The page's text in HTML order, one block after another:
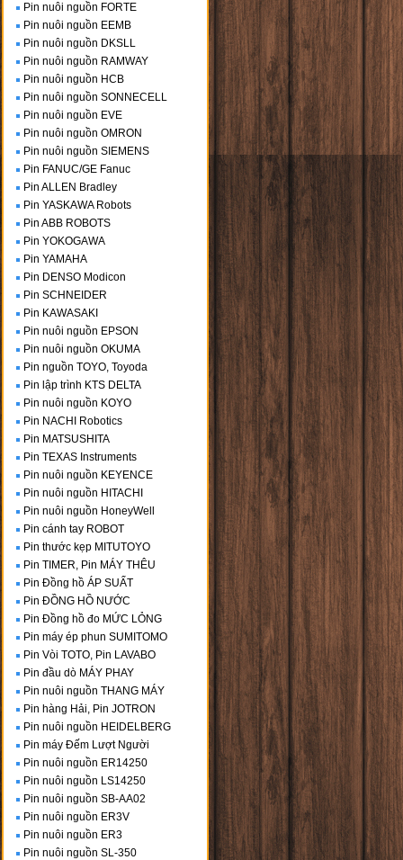
Pin nuôi nguồn FORTE
Pin nuôi nguồn EEMB
Pin nuôi nguồn DKSLL
Pin nuôi nguồn RAMWAY
Pin nuôi nguồn HCB
Pin nuôi nguồn SONNECELL
Pin nuôi nguồn EVE
Pin nuôi nguồn OMRON
Pin nuôi nguồn SIEMENS
Pin FANUC/GE Fanuc
Pin ALLEN Bradley
Pin YASKAWA Robots
Pin ABB ROBOTS
Pin YOKOGAWA
Pin YAMAHA
Pin DENSO Modicon
Pin SCHNEIDER
Pin KAWASAKI
Pin nuôi nguồn EPSON
Pin nuôi nguồn OKUMA
Pin nguồn TOYO, Toyoda
Pin lập trình KTS DELTA
Pin nuôi nguồn KOYO
Pin NACHI Robotics
Pin MATSUSHITA
Pin TEXAS Instruments
Pin nuôi nguồn KEYENCE
Pin nuôi nguồn HITACHI
Pin nuôi nguồn HoneyWell
Pin cánh tay ROBOT
Pin thước kẹp MITUTOYO
Pin TIMER, Pin MÁY THÊU
Pin Đồng hồ ÁP SUẤT
Pin ĐỒNG HỒ NƯỚC
Pin Đồng hồ đo MỨC LỎNG
Pin máy ép phun SUMITOMO
Pin Vòi TOTO, Pin LAVABO
Pin đầu dò MÁY PHAY
Pin nuôi nguồn THANG MÁY
Pin hàng Hải, Pin JOTRON
Pin nuôi nguồn HEIDELBERG
Pin máy Đếm Lượt Người
Pin nuôi nguồn ER14250
Pin nuôi nguồn LS14250
Pin nuôi nguồn SB-AA02
Pin nuôi nguồn ER3V
Pin nuôi nguồn ER3
Pin nuôi nguồn SL-350